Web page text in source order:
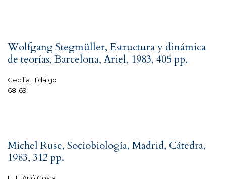
Wolfgang Stegmüller, Estructura y dinámica
de teorías, Barcelona, Ariel, 1983, 405 pp.
Cecilia Hidalgo
68-69
Michel Ruse, Sociobiología, Madrid, Cátedra,
1983, 312 pp.